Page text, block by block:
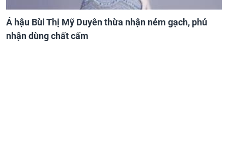
Á hậu Bùi Thị Mỹ Duyên thừa nhận ném gạch, phủ
nhận dùng chất cấm